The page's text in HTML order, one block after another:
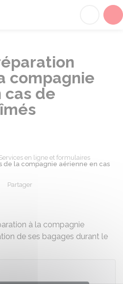
compagnie
cas de
en ligne et formulaires
de la compagnie aérienne en cas
Partager
à la compagnie
de ses bagages durant le